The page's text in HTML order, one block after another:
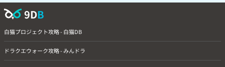
9DB
白猫プロジェクト攻略 - 白猫DB
ドラクエウォーク攻略 - みんドラ